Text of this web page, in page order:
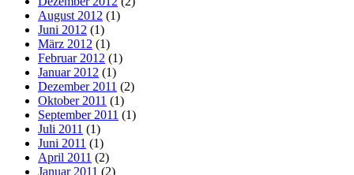
August 2012 (1)
Juni 2012 (1)
März 2012 (1)
Februar 2012 (1)
Januar 2012 (1)
Dezember 2011 (2)
Oktober 2011 (1)
September 2011 (1)
Juli 2011 (1)
Juni 2011 (1)
April 2011 (2)
Januar 2011 (2)